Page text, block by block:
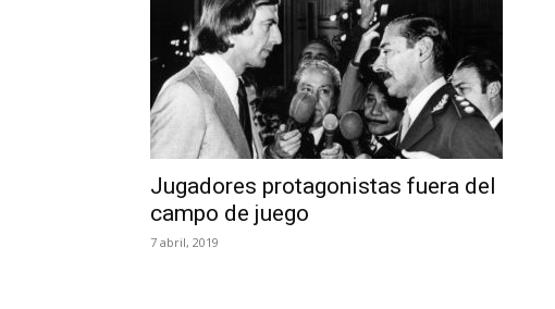
Jugadores protagonistas fuera del
campo de juego
7 abril, 2019